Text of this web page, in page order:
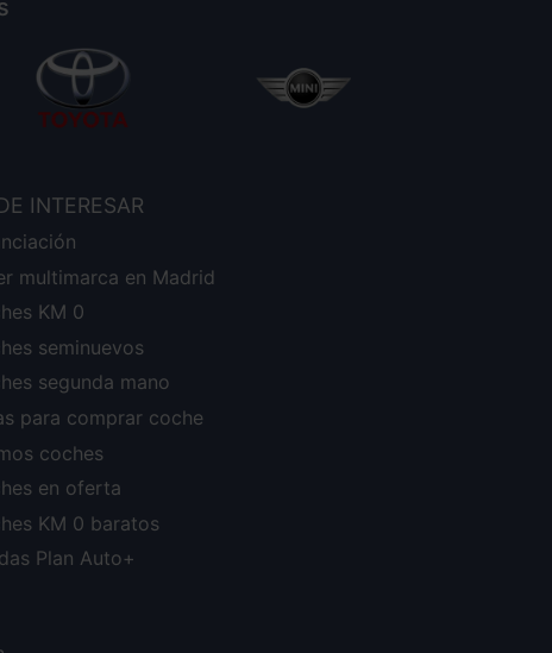
INTERESAR
multimarca en Madrid
KM 0
seminuevos
segunda mano
para comprar coche
coches
en oferta
KM 0 baratos
Plan Auto+